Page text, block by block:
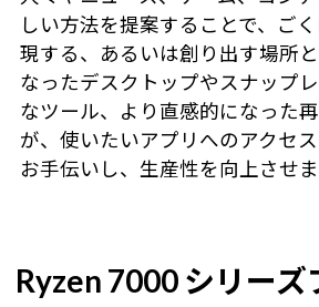
しい方法を提案することで、ご
現する、あるいは創り出す場所
なったデスクトップやスナップ
なツール、より直感的になった
が、使いたいアプリへのアクセ
お手伝いし、生産性を向上させま
Ryzen 7000 シリー